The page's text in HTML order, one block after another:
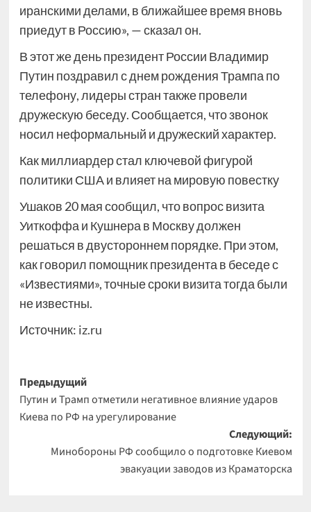
иранскими делами, в ближайшее время вновь
приедут в Россию», — сказал он.
В этот же день президент России Владимир
Путин поздравил с днем рождения Трампа по
телефону, лидеры стран также провели
дружескую беседу. Сообщается, что звонок
носил неформальный и дружеский характер.
Как миллиардер стал ключевой фигурой
политики США и влияет на мировую повестку
Ушаков 20 мая сообщил, что вопрос визита
Уиткоффа и Кушнера в Москву должен
решаться в двустороннем порядке. При этом,
как говорил помощник президента в беседе с
«Известиями», точные сроки визита тогда были
не известны.
Источник: iz.ru
Навигация
записи
Предыдущий
Путин и Трамп отметили негативное влияние ударов
Киева по РФ на урегулирование
Следующий:
Минобороны РФ сообщило о подготовке Киевом
эвакуации заводов из Краматорска